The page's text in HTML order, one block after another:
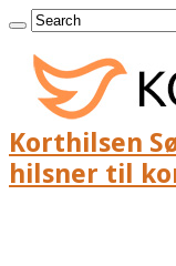
Korthilsen
hilsner til